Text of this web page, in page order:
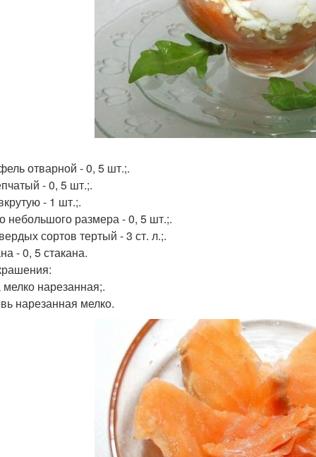
отварной - 0, 5 шт.;.
- 0, 5 шт.;.
- 1 шт.;.
небольшого размера - 0, 5 шт.;.
сортов тертый - 3 ст. л.;.
- 0, 5 стакана.
нарезанная;.
нарезанная мелко.